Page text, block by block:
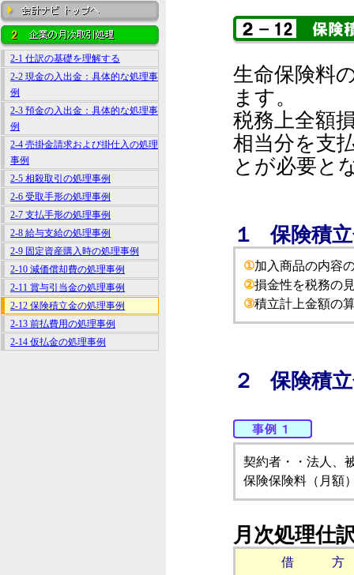
2-1 仕訳の基礎を理解する
2-2 現金の入出金：具体的な処理事
例
2-3 預金の入出金：具体的な処理事
例
2-4 売掛金請求および掛仕入の処理
事例
2-5 相殺取引の処理事例
2-6 受取手形の処理事例
2-7 支払手形の処理事例
2-8 給与支給の処理事例
2-9 固定資産購入時の処理事例
2-10 減価償却費の処理事例
2-11 賞与引当金の処理事例
2-12 保険積立金の処理事例
2-13 前払費用の処理事例
2-14 仮払金の処理事例
生命保険料
ます。
税務上全額
相当分を支
とが必要と
１ 保険積
①加入商品の内容
②損金性を税務の
③積立計上金額の
２ 保険積
契約者・・法人、
保険保険料（月額
月次処理仕
借 方